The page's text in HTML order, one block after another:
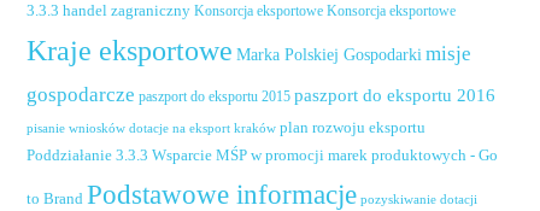
3.3.3 handel zagraniczny Konsorcja eksportowe Konsorcja eksportowe
Kraje eksportowe Marka Polskiej Gospodarki misje
gospodarcze paszport do eksportu 2015 paszport do eksportu 2016
pisanie wniosków dotacje na eksport kraków plan rozwoju eksportu
Poddziałanie 3.3.3 Wsparcie MŚP w promocji marek produktowych - Go
to Brand Podstawowe informacje pozyskiwanie dotacji